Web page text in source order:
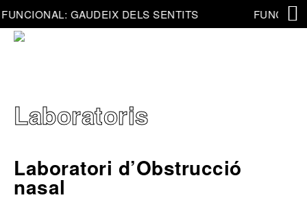
GAUDEIX DELS SENTITS
Laboratoris
Laboratori d’Obstrucció
nasal